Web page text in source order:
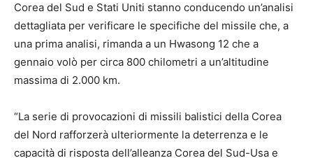
Corea del Sud e Stati Uniti stanno conducendo un’analisi
dettagliata per verificare le specifiche del missile che, a
una prima analisi, rimanda a un Hwasong 12 che a
gennaio volò per circa 800 chilometri a un’altitudine
massima di 2.000 km.
“La serie di provocazioni di missili balistici della Corea
del Nord rafforzerà ulteriormente la deterrenza e le
capacità di risposta dell’alleanza Corea del Sud-Usa e